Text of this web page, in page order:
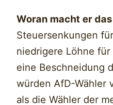
Woran macht er
Steuersenkungen
niedrigere Löhne für
eine Beschneidung
würden AfD-Wähler
als die Wähler der